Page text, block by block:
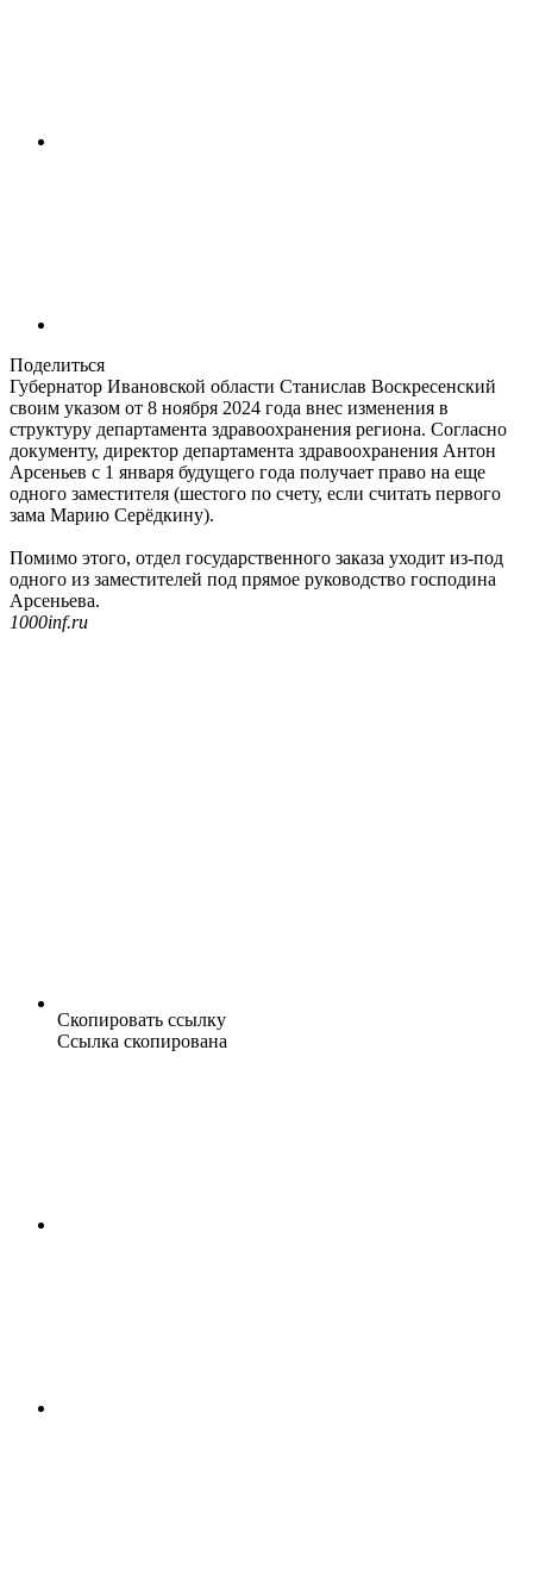
Поделиться
Губернатор Ивановской области Станислав Воскресенский
своим указом от 8 ноября 2024 года внес изменения в
структуру департамента здравоохранения региона. Согласно
документу, директор департамента здравоохранения Антон
Арсеньев с 1 января будущего года получает право на еще
одного заместителя (шестого по счету, если считать первого
зама Марию Серёдкину).
Помимо этого, отдел государственного заказа уходит из-под
одного из заместителей под прямое руководство господина
Арсеньева.
1000inf.ru
Скопировать ссылку
Ссылка скопирована